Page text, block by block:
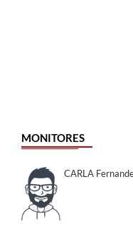
MONITORES
CARLA